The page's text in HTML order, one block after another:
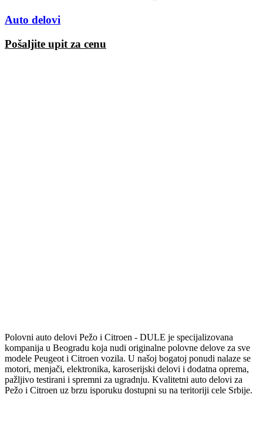
Auto delovi
Pošaljite upit za cenu
Polovni auto delovi Pežo i Citroen - DULE je specijalizovana
kompanija u Beogradu koja nudi originalne polovne delove za sve
modele Peugeot i Citroen vozila. U našoj bogatoj ponudi nalaze se
motori, menjači, elektronika, karoserijski delovi i dodatna oprema,
pažljivo testirani i spremni za ugradnju. Kvalitetni auto delovi za
Pežo i Citroen uz brzu isporuku dostupni su na teritoriji cele Srbije.